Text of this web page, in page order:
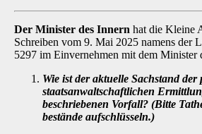
Der Minister des Innern hat die Kleine
Schreiben vom 9. Mai 2025 namens der
5297 im Einvernehmen mit dem Minister
Wie ist der aktuelle Sachstand
staatsanwaltschaftlichen
beschriebenen Vorfall? (Bitte
bestände aufschlüsseln.)